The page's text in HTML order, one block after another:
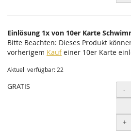
Einlösung 1x von 10er Karte
Bitte Beachten: Dieses Produkt
vorherigem Kaufeiner 10er Karte
Aktuell verfügbar: 22
GRATIS -
+